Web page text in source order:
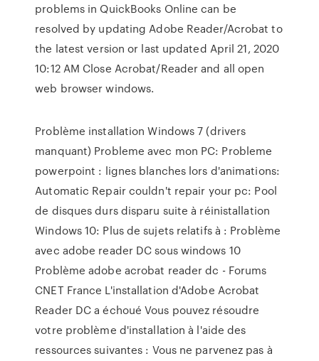
problems in QuickBooks Online can be
resolved by updating Adobe Reader/Acrobat to
the latest version or last updated ‎April 21, 2020
10:12 AM Close Acrobat/Reader and all open
web browser windows.
Problème installation Windows 7 (drivers
manquant) Probleme avec mon PC: Probleme
powerpoint : lignes blanches lors d'animations:
Automatic Repair couldn't repair your pc: Pool
de disques durs disparu suite à réinistallation
Windows 10: Plus de sujets relatifs à : Problème
avec adobe reader DC sous windows 10
Problème adobe acrobat reader dc - Forums
CNET France L'installation d'Adobe Acrobat
Reader DC a échoué Vous pouvez résoudre
votre problème d'installation à l'aide des
ressources suivantes : Vous ne parvenez pas à